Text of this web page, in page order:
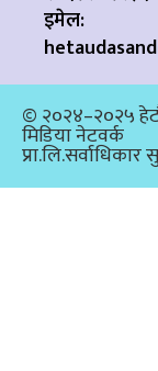
इमेल:
© २०२४–२०२५
मिडिया नेटवर्क
प्रा.लि.सर्वाधिकार